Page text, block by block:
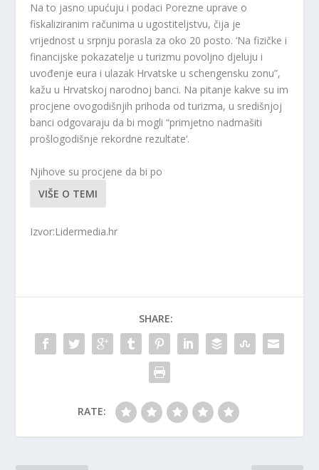
Na to jasno upućuju i podaci Porezne uprave o
fiskaliziranim računima u ugostiteljstvu, čija je
vrijednost u srpnju porasla za oko 20 posto. ‘Na fizičke i
financijske pokazatelje u turizmu povoljno djeluju i
uvođenje eura i ulazak Hrvatske u schengensku zonu”,
kažu u Hrvatskoj narodnoj banci. Na pitanje kakve su im
procjene ovogodišnjih prihoda od turizma, u središnjoj
banci odgovaraju da bi mogli “primjetno nadmašiti
prošlogodišnje rekordne rezultate‘.
Njihove su procjene da bi po
VIŠE O TEMI
Izvor:Lidermedia.hr
SHARE:
RATE: